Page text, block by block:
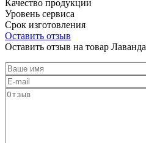
Качество продукции
Уровень сервиса
Срок изготовления
Оставить отзыв
Оставить отзыв на товар Лаванда